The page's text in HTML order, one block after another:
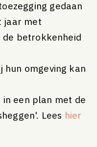
gedaan
jaar met
betrokkenheid
hun omgeving kan
een plan met de
Lees hier